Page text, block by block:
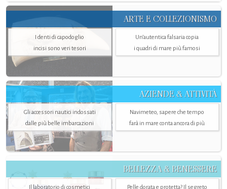
ARTE E COLLEZIONISMO
I denti di capodoglio
incisi sono veri tesori
Un’autentica falsaria copia
i quadri di mare più famosi
AZIENDE & ATTIVITÀ
Gli accessori nautici indossati
dalle più belle imbarcazioni
Navimeteo, sapere che tempo
farà in mare conta ancora di più
BELLEZZA & BENESSERE
Il laboratorio di cosmetici
Pelle dorata e protetta? Il segreto